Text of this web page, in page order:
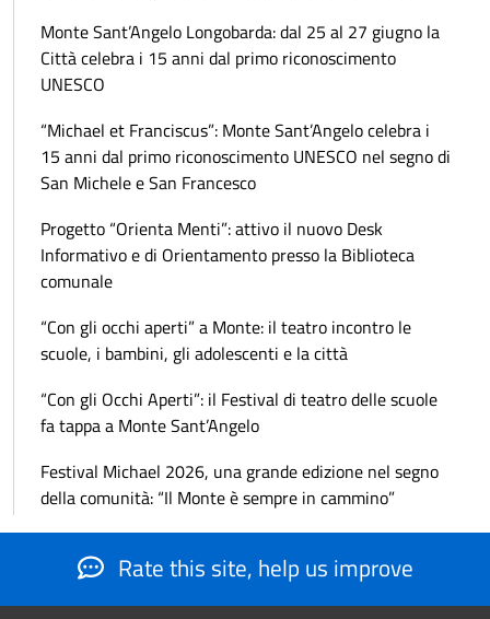
Monte Sant’Angelo Longobarda: dal 25 al 27 giugno la
Città celebra i 15 anni dal primo riconoscimento
UNESCO
“Michael et Franciscus”: Monte Sant’Angelo celebra i
15 anni dal primo riconoscimento UNESCO nel segno di
San Michele e San Francesco
Progetto “Orienta Menti”: attivo il nuovo Desk
Informativo e di Orientamento presso la Biblioteca
comunale
“Con gli occhi aperti” a Monte: il teatro incontro le
scuole, i bambini, gli adolescenti e la città
“Con gli Occhi Aperti”: il Festival di teatro delle scuole
fa tappa a Monte Sant’Angelo
Festival Michael 2026, una grande edizione nel segno
della comunità: “Il Monte è sempre in cammino”
Rate this site, help us improve